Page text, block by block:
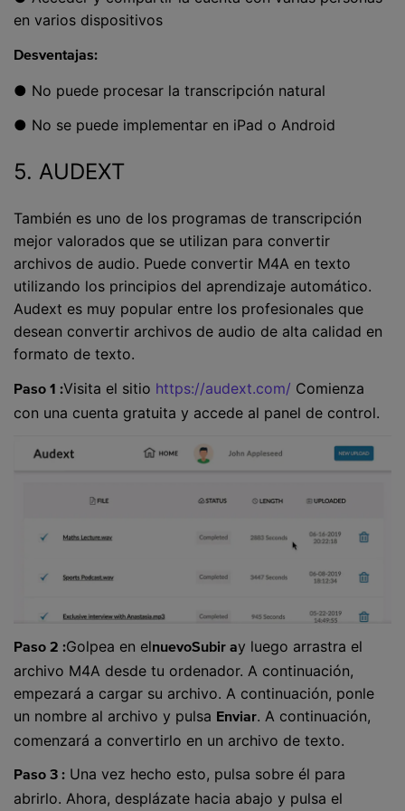
en varios dispositivos
Desventajas:
● No puede procesar la transcripción natural
● No se puede implementar en iPad o Android
5. AUDEXT
También es uno de los programas de transcripción
mejor valorados que se utilizan para convertir
archivos de audio. Puede convertir M4A en texto
utilizando los principios del aprendizaje automático.
Audext es muy popular entre los profesionales que
desean convertir archivos de audio de alta calidad en
formato de texto.
Paso 1 :Visita el sitio https://audext.com/ Comienza
con una cuenta gratuita y accede al panel de control.
Paso 2 :Golpea en elnuevoSubir ay luego arrastra el
archivo M4A desde tu ordenador. A continuación,
empezará a cargar su archivo. A continuación, ponle
un nombre al archivo y pulsa Enviar. A continuación,
comenzará a convertirlo en un archivo de texto.
Paso 3 : Una vez hecho esto, pulsa sobre él para
abrirlo. Ahora, desplázate hacia abajo y pulsa el